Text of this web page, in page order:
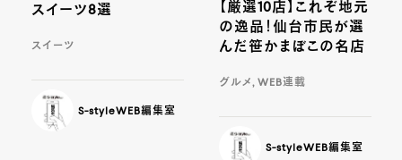
スイーツ8選
スイーツ
S-styleWEB編集室
【厳選10店】これぞ地元
の逸品！仙台市民が選
んだ笹かまぼこの名店
グルメ, WEB連載
S-styleWEB編集室